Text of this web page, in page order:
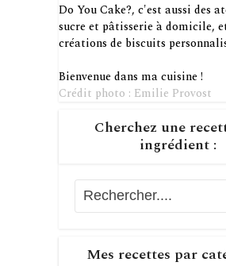
Do You Cake?, c'est aussi des
sucre et pâtisserie à domicile,
créations de biscuits
Bienvenue dans ma cuisine !
Crédit photo : Emilie Provost
Cherchez une
ingrédient :
Mes recettes par